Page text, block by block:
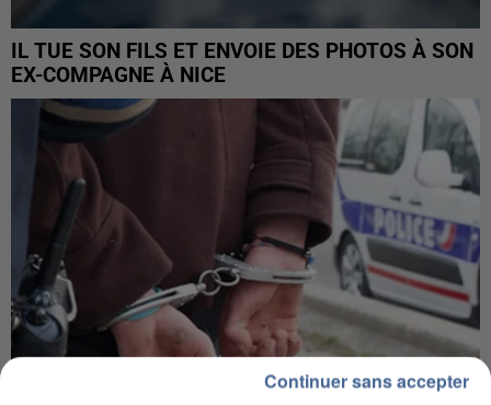
IL TUE SON FILS ET ENVOIE DES PHOTOS À SON
EX-COMPAGNE À NICE
Continuer sans accepter